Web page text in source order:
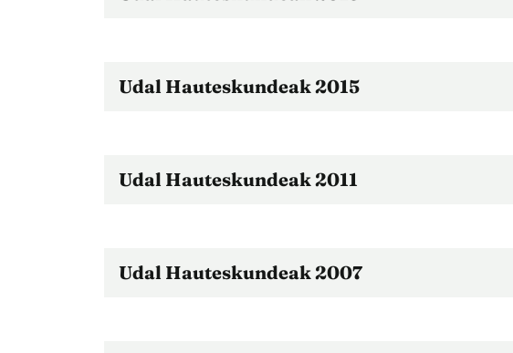
Udal Hauteskundeak 2015
Udal Hauteskundeak 2011
Udal Hauteskundeak 2007